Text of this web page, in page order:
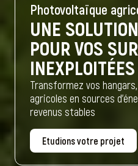
Photovoltaïque
UNE
POUR VOS
INEXPLOITÉES
Transformez vos
agricoles en sources
revenus stables
Etudions votre projet